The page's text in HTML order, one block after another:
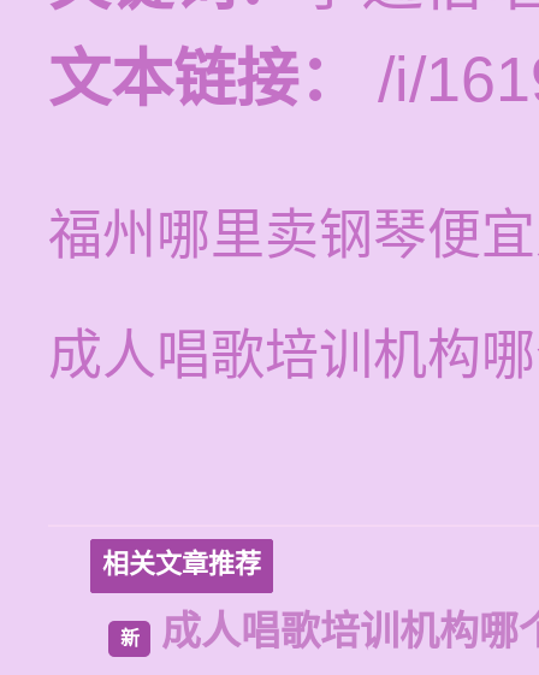
文本链接：
/i/
福州哪里卖钢琴便
成人唱歌培训机构
相关文章推荐
新 成人唱歌培训机构哪